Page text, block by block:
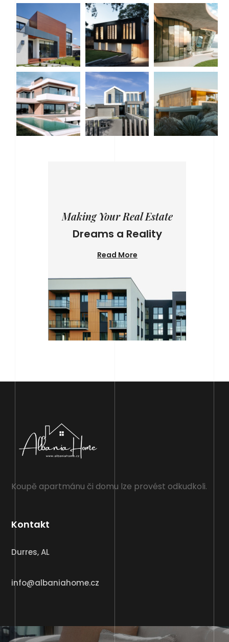
Making Your Real Estate
Dreams a Reality
Read More
Koupě apartmánu či domu lze provést odkudkoli.
Kontakt
Durres, AL
info@albaniahome.cz